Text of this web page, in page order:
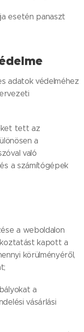
esetén panaszt
adatok védelméhez
tett az
a
való
a számítógépek
a weboldalon
kapott a
körülményéről,
a
vásárlási